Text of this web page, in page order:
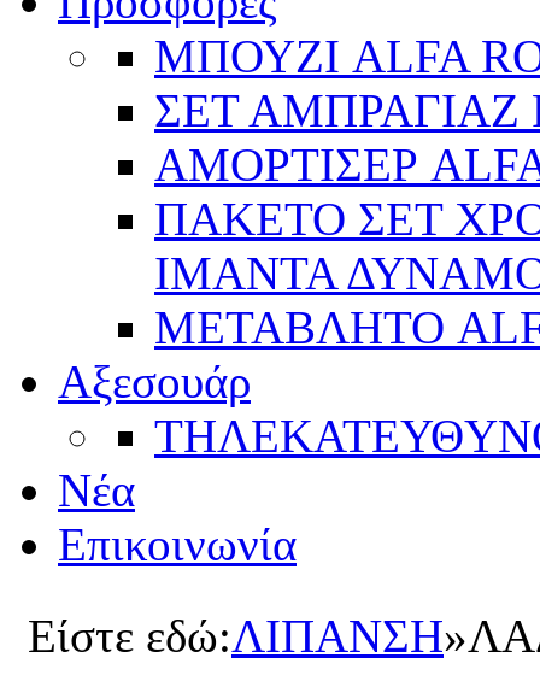
ΜΠΟΥΖΙ ALFA
ΣΕΤ ΑΜΠΡΑΓΙΑΖ
ΑΜΟΡΤΙΣΕΡ
ΠΑΚΕΤΟ ΣΕΤ
ΙΜΑΝΤΑ ΔΥΝΑΜΟ
ΜΕΤΑΒΛΗΤΟ
Αξεσουάρ
Νέα
Επικοινωνία
Είστε εδώ:ΛΙΠΑΝΣΗ»